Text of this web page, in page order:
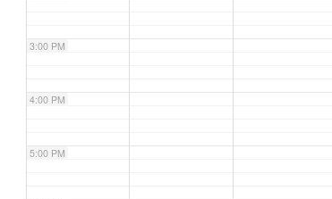
3:00 PM
4:00 PM
5:00 PM